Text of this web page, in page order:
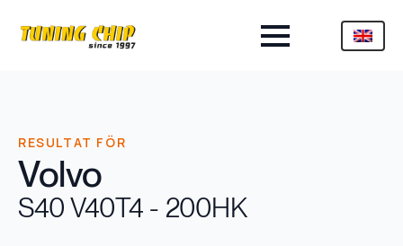
RESULTAT FÖR
Volvo
S40 V40T4 - 200HK